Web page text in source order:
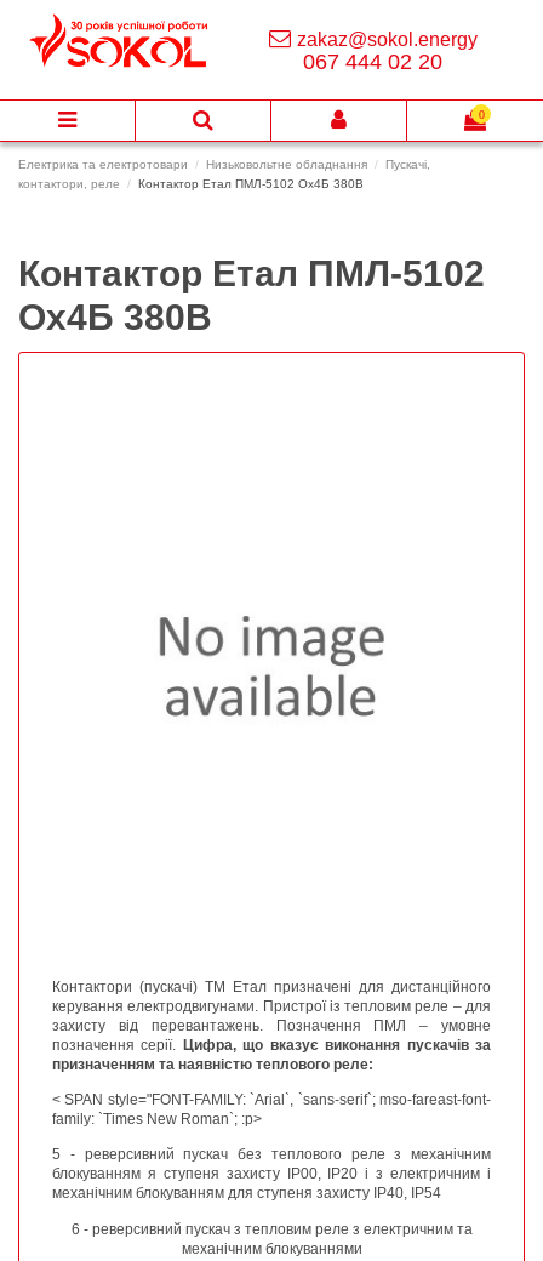
Електрика та електротовари Низьковольтне обладнання
Пускачі,
контактори, реле
Контактор Етал ПМЛ-5102 Ох4Б 380В
Контактор Етал ПМЛ-5102
Ох4Б 380В
Контактори (пускачі) ТМ Етал призначені для дистанційного
керування електродвигунами. Пристрої із тепловим реле – для
захисту від перевантажень. Позначення ПМЛ – умовне
позначення серії. Цифра, що вказує виконання пускачів за
призначенням та наявністю теплового реле:
< SPAN style="FONT-FAMILY: `Arial`, `sans-serif`; mso-fareast-font-
family: `Times New Roman`; :p>
5 - реверсивний пускач без теплового реле з механічним
блокуванням я ступеня захисту IP00, IP20 і з електричним і
механічним блокуванням для ступеня захисту IP40, IP54
6 - реверсивний пускач з тепловим реле з електричним та
механічним блокуваннями
zakaz@sokol.energy
067 444 02 20
0